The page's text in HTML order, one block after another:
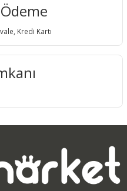
Kredi Kartı